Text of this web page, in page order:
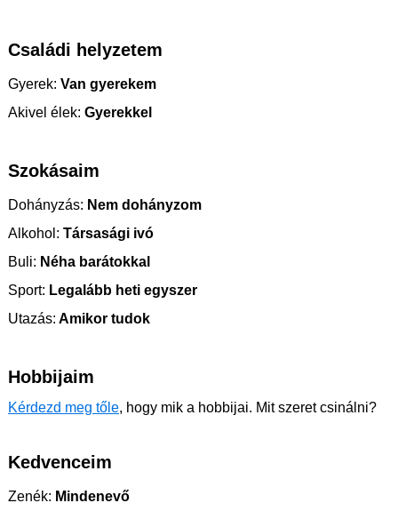
Családi helyzetem
Gyerek: Van gyerekem
Akivel élek: Gyerekkel
Szokásaim
Dohányzás: Nem dohányzom
Alkohol: Társasági ivó
Buli: Néha barátokkal
Sport: Legalább heti egyszer
Utazás: Amikor tudok
Hobbijaim
Kérdezd meg tőle, hogy mik a hobbijai. Mit szeret csinálni?
Kedvenceim
Zenék: Mindenevő